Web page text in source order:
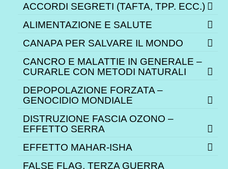
ACCORDI SEGRETI (TAFTA, TPP. ECC.)
ALIMENTAZIONE E SALUTE
CANAPA PER SALVARE IL MONDO
CANCRO E MALATTIE IN GENERALE –
CURARLE CON METODI NATURALI
DEPOPOLAZIONE FORZATA –
GENOCIDIO MONDIALE
DISTRUZIONE FASCIA OZONO –
EFFETTO SERRA
EFFETTO MAHAR-ISHA
FALSE FLAG, TERZA GUERRA